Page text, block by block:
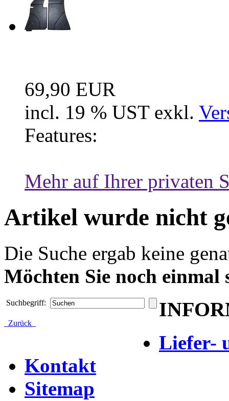
69,90 EUR
incl. 19 % UST exkl.
Features:
Mehr auf Ihrer privaten
Artikel wurde nicht
Die Suche ergab keine
Möchten Sie noch einmal
Suchbegriff:
Zurück
Liefer-
Kontakt
Sitemap